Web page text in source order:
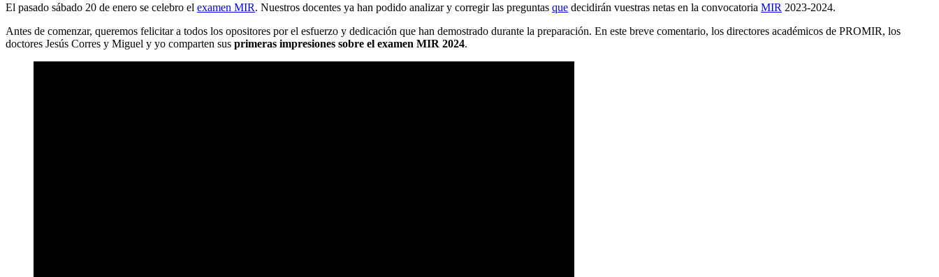
El pasado sábado 20 de enero se celebro el examen MIR. Nuestros docentes ya han podido analizar y corregir las preguntas que decidirán vuestras netas en la convocatoria MIR 2023-2024.
Antes de comenzar, queremos felicitar a todos los opositores por el esfuerzo y dedicación que han demostrado durante la preparación. En este breve comentario, los directores académicos de PROMIR, los
doctores Jesús Corres y Miguel y yo comparten sus primeras impresiones sobre el examen MIR 2024.